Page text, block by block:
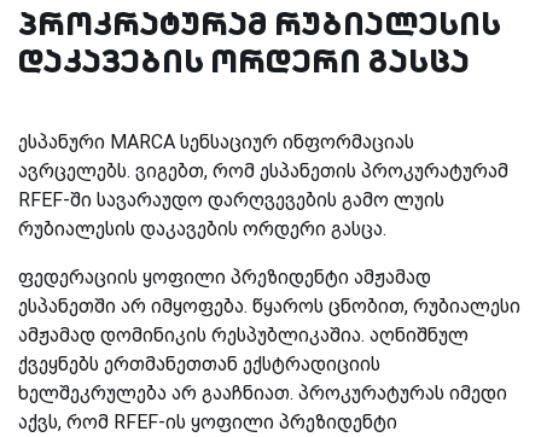
პროკრატურამ რუბიალესის
დაკავების ორდერი გასცა
ესპანური MARCA სენსაციურ ინფორმაციას
ავრცელებს. ვიგებთ, რომ ესპანეთის პროკურატურამ
RFEF-ში სავარაუდო დარღვევების გამო ლუის
რუბიალესის დაკავების ორდერი გასცა.
ფედერაციის ყოფილი პრეზიდენტი ამჟამად
ესპანეთში არ იმყოფება. წყაროს ცნობით, რუბიალესი
ამჟამად დომინიკის რესპუბლიკაშია. აღნიშნულ
ქვეყნებს ერთმანეთთან ექსტრადიციის
ხელშეკრულება არ გააჩნიათ. პროკურატურას იმედი
აქვს, რომ RFEF-ის ყოფილი პრეზიდენტი